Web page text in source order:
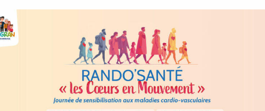
Aller
au
contenu
principal